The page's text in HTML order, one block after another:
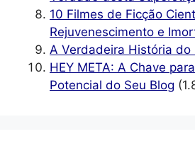
10 Filmes de Ficção
Rejuvenescimento e
A Verdadeira História do
HEY META: A Chave
Potencial do Seu Blog